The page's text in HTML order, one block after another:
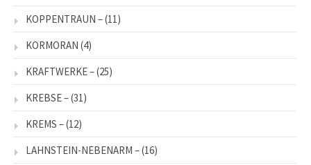
KOPPENTRAUN –(11)
KORMORAN (4)
KRAFTWERKE –(25)
KREBSE –(31)
KREMS –(12)
LAHNSTEIN-NEBENARM –(16)